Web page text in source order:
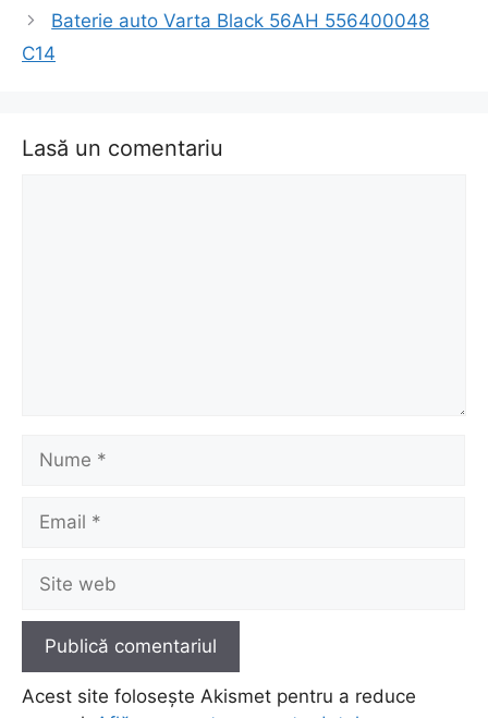
Baterie auto Varta Black 56AH 556400048
C14
Lasă un comentariu
Nume
Email
Site
web
Acest site folosește Akismet pentru a reduce